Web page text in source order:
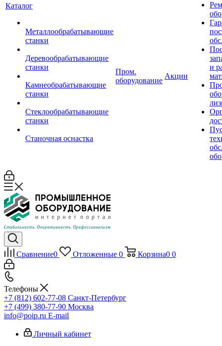
Каталог
Металлообрабатывающие
станки
Деревообрабатывающие
станки
Камнеобрабатывающие
станки
Стеклообрабатывающие
станки
Станочная оснастка
Пром.
оборудование
Акции
и
Сравнение0 Отложенные 0 Корзина0 0
Телефоны
+7 (812) 602-77-08 Санкт-Петербург
+7 (499) 380-77-90 Москва
info@poip.ru E-mail
Личный кабинет